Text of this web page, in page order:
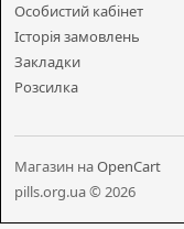
Особистий кабінет
Історія замовлень
Закладки
Розсилка
Магазин наOpenCart
pills.org.ua © 2026